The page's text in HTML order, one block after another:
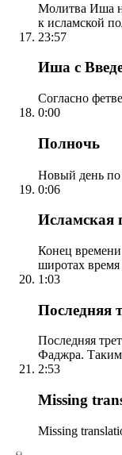
Молитва Иша
к исламской
23:57
Иша с
Согласно
0:00
Полночь
0:06
Исламская
Конец
широтах
1:03
Последняя
Последняя
Фаджра. Таким
2:53
Missing
Missing